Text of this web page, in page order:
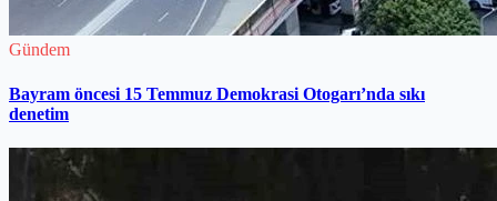
Gündem
Bayram öncesi 15 Temmuz Demokrasi Otogarı’nda sıkı
denetim